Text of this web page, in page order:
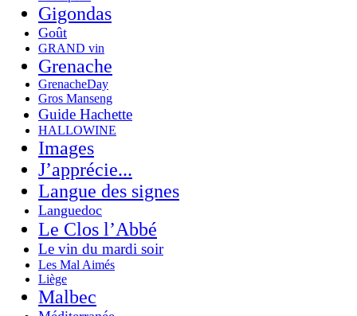
Gigondas
Goût
GRAND vin
Grenache
GrenacheDay
Gros Manseng
Guide Hachette
HALLOWINE
Images
J’apprécie...
Langue des signes
Languedoc
Le Clos l’Abbé
Le vin du mardi soir
Les Mal Aimés
Liège
Malbec